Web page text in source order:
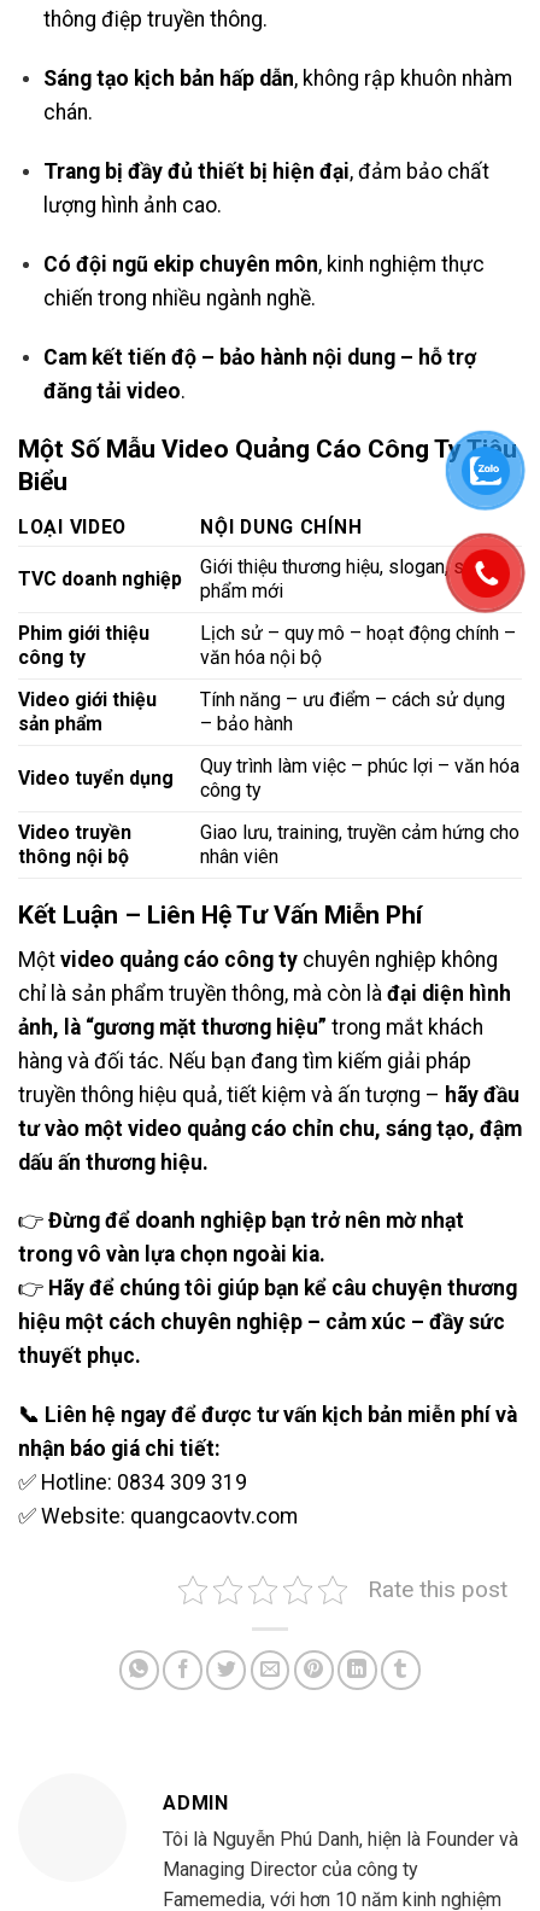
thông điệp truyền thông.
Sáng tạo kịch bản hấp dẫn, không rập khuôn nhàm
chán.
Trang bị đầy đủ thiết bị hiện đại, đảm bảo chất
lượng hình ảnh cao.
Có đội ngũ ekip chuyên môn, kinh nghiệm thực
chiến trong nhiều ngành nghề.
Cam kết tiến độ – bảo hành nội dung – hỗ trợ
đăng tải video.
Một Số Mẫu Video Quảng Cáo Công Ty Tiêu
Biểu
LOẠI VIDEO NỘI DUNG CHÍNH
TVC doanh nghiệp
Giới thiệu thương hiệu, slogan, sản
phẩm mới
Phim giới thiệu
công ty
Lịch sử – quy mô – hoạt động chính –
văn hóa nội bộ
Video giới thiệu
sản phẩm
Tính năng – ưu điểm – cách sử dụng
– bảo hành
Video tuyển dụng
Quy trình làm việc – phúc lợi – văn hóa
công ty
Video truyền
thông nội bộ
Giao lưu, training, truyền cảm hứng cho
nhân viên
Kết Luận – Liên Hệ Tư Vấn Miễn Phí
Một video quảng cáo công ty chuyên nghiệp không
chỉ là sản phẩm truyền thông, mà còn là đại diện hình
ảnh, là “gương mặt thương hiệu” trong mắt khách
hàng và đối tác. Nếu bạn đang tìm kiếm giải pháp
truyền thông hiệu quả, tiết kiệm và ấn tượng – hãy đầu
tư vào một video quảng cáo chỉn chu, sáng tạo, đậm
dấu ấn thương hiệu.
👉 Đừng để doanh nghiệp bạn trở nên mờ nhạt
trong vô vàn lựa chọn ngoài kia.
👉 Hãy để chúng tôi giúp bạn kể câu chuyện thương
hiệu một cách chuyên nghiệp – cảm xúc – đầy sức
thuyết phục.
📞 Liên hệ ngay để được tư vấn kịch bản miễn phí và
nhận báo giá chi tiết:
✅ Hotline: 0834 309 319
✅ Website: quangcaovtv.com
Rate this post
ADMIN
Tôi là Nguyễn Phú Danh, hiện là Founder và
Managing Director của công ty
Famemedia, với hơn 10 năm kinh nghiệm